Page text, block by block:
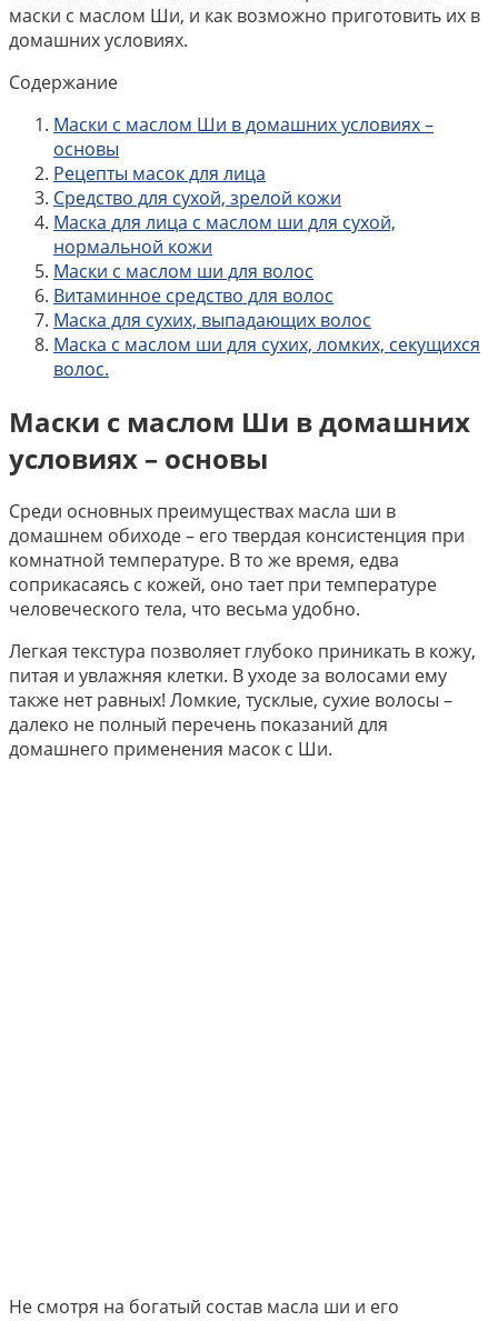
маски с маслом Ши, и как возможно приготовить их в
домашних условиях.
Содержание
Маски с маслом Ши в домашних условиях –
основы
Рецепты масок для лица
Средство для сухой, зрелой кожи
Маска для лица с маслом ши для сухой,
нормальной кожи
Маски с маслом ши для волос
Витаминное средство для волос
Маска для сухих, выпадающих волос
Маска с маслом ши для сухих, ломких, секущихся
волос.
Маски с маслом Ши в домашних
условиях – основы
Среди основных преимуществах масла ши в
домашнем обиходе – его твердая консистенция при
комнатной температуре. В то же время, едва
соприкасаясь с кожей, оно тает при температуре
человеческого тела, что весьма удобно.
Легкая текстура позволяет глубоко приникать в кожу,
питая и увлажняя клетки. В уходе за волосами ему
также нет равных! Ломкие, тусклые, сухие волосы –
далеко не полный перечень показаний для
домашнего применения масок с Ши.
Не смотря на богатый состав масла ши и его